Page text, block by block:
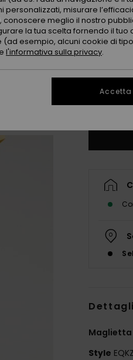
Maglietta
Style
misurare
meglio il nostro
la tua scelta fornendo il tuo
esempio, alcuni cookie di
e l'informativa sulla privacy.